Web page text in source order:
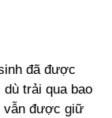
đã được
trải qua bao
vẫn được giữ